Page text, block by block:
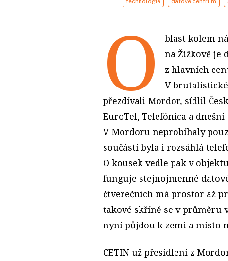
O
blast kolem
na Žižkově je
z hlavních
V
přezdívali Mordor, sídlil
EuroTel, Telefónica a dnešní
V Mordoru neprobíhaly
součástí byla i rozsáhlá
O kousek vedle pak v
funguje stejnojmenné
čtverečních má prostor až
takové skříně se v průměru
nyní půjdou k zemi a místo
CETIN už přesídlení z